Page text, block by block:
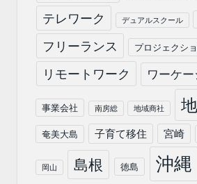
テレワーク デュアルスクール
フリーランス プロジェクシ
リモートワーク ワーケ
事業会社 南房総 地域商社
奄美大島 子育て移住 宮崎
岡山 島根 徳島 沖縄